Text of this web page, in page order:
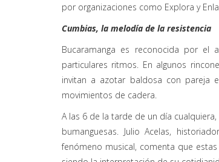
por organizaciones como Explora y
Cumbias, la melodía de la resistencia
Bucaramanga es reconocida por
particulares ritmos. En algunos
invitan a azotar baldosa con pareja
movimientos de cadera.
A las 6 de la tarde de un día
bumanguesas. Julio Acelas,
fenómeno musical, comenta que